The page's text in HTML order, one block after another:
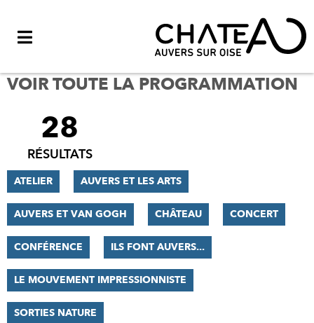
VOIR TOUTE LA PROGRAMMATION
FILTRER
RÉSULTATS
28
RÉSULTATS
ATELIER AUVERS ET LES ARTS
AUVERS ET VAN GOGH CHÂTEAU CONCERT
CONFÉRENCE ILS FONT AUVERS...
LE MOUVEMENT IMPRESSIONNISTE
SORTIES NATURE